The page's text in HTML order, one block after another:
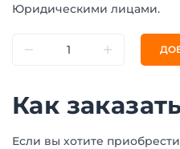
Юридическими лицами.
Как
Если вы хотите